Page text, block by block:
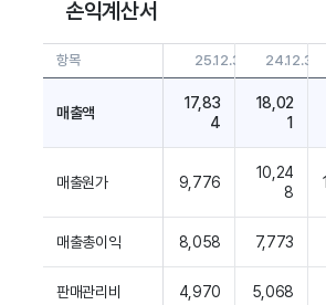
손익계산서
항목 25.12.31 24.12.31
매출액
17,83
4
18,02
1
매출원가 9,776
10,24
8
매출총이익 8,058 7,773
판매관리비 4,970 5,068